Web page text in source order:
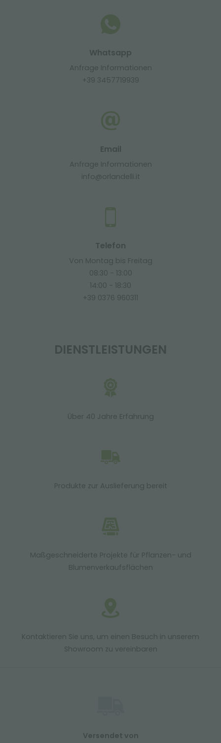
Whatsapp
Anfrage Informationen
+39 3457719939
Email
Anfrage Informationen
info@orlandelli.it
Telefon
Von Montag bis Freitag
08:30 - 13:00
14:00 - 18:30
+39 0376 960311
DIENSTLEISTUNGEN
Über 40 Jahre Erfahrung
Produkte zur Auslieferung bereit
Maßgeschneiderte Projekte für Pflanzen- und
Blumenverkaufsflächen
Kontaktieren Sie uns, um einen Besuch in unserem
Showroom zu vereinbaren
Versendet von